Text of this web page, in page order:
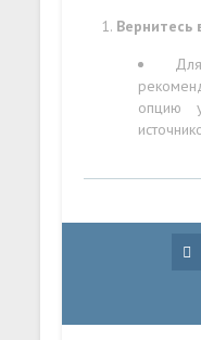
Вернитесь
опцию